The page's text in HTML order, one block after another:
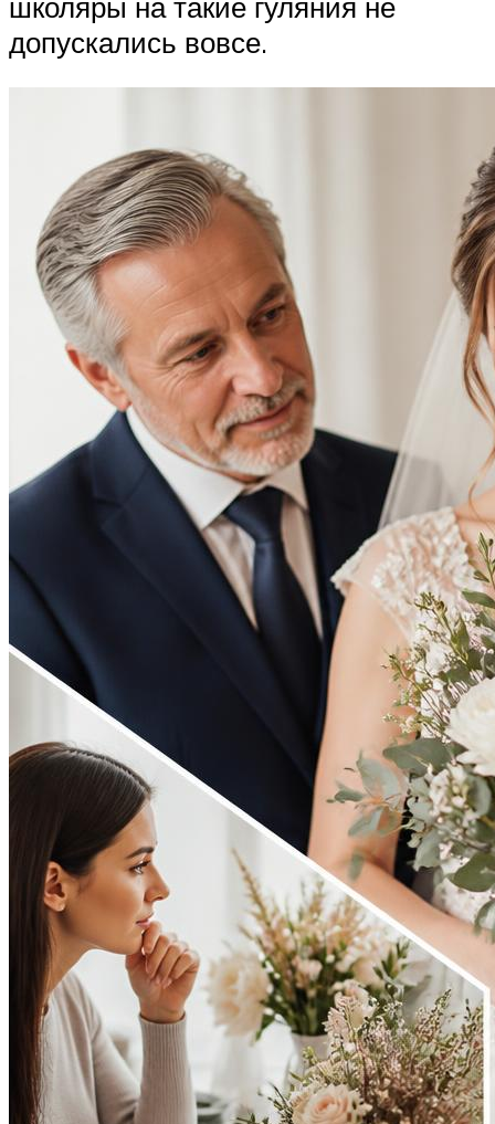
допускались вовсе.